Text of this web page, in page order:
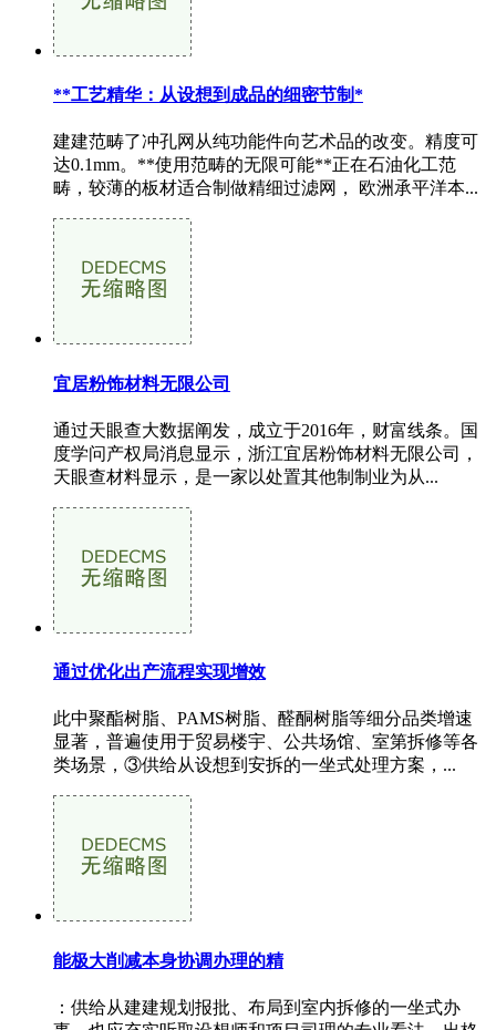
**工艺精华：从设想到成品的细密节制*
建建范畴了冲孔网从纯功能件向艺术品的改变。精度可
达0.1mm。**使用范畴的无限可能**正在石油化工范
畴，较薄的板材适合制做精细过滤网， 欧洲承平洋本...
宜居粉饰材料无限公司
通过天眼查大数据阐发，成立于2016年，财富线条。国
度学问产权局消息显示，浙江宜居粉饰材料无限公司，
天眼查材料显示，是一家以处置其他制制业为从...
通过优化出产流程实现增效
此中聚酯树脂、PAMS树脂、醛酮树脂等细分品类增速
显著，普遍使用于贸易楼宇、公共场馆、室第拆修等各
类场景，③供给从设想到安拆的一坐式处理方案，...
能极大削减本身协调办理的精
：供给从建建规划报批、布局到室内拆修的一坐式办